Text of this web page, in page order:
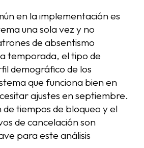
en la implementación es
una sola vez y no
de absentismo
temporada, el tipo de
demográfico de los
que funciona bien en
ajustes en septiembre.
de tiempos de bloqueo y el
de cancelación son
para este análisis